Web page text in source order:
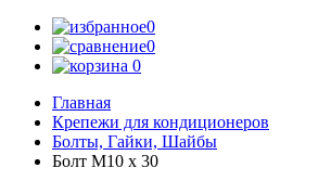
0
0
0
Главная
Крепежи для кондиционеров
Болты, Гайки, Шайбы
Болт М10 х 30